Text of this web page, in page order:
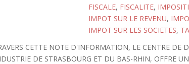
FISCALE, FISCALITE,
IMPOT SUR LE REVENU,
IMPOT SUR LES SOCIETES,
CETTE NOTE D'INFORMATION, LE CENTRE DE
DE STRASBOURG ET DU BAS-RHIN, OFFRE